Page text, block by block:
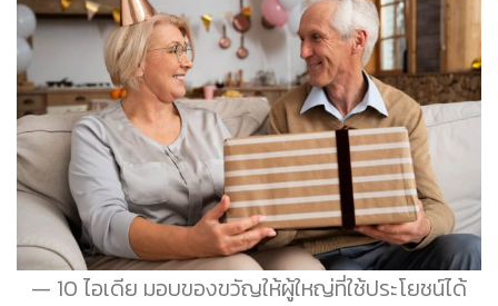
10 ไอเดีย มอบของขวัญให้ผู้ใหญ่ที่ใช้ประโยชน์ได้